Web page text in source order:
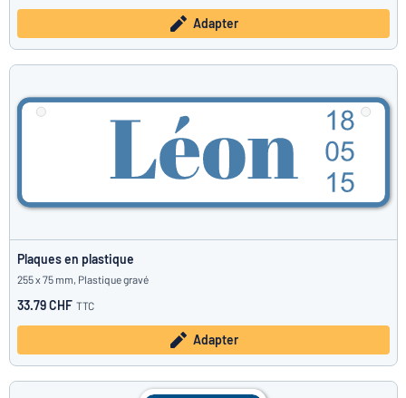
Adapter
Plaques en plastique
255 x 75 mm, Plastique gravé
33.79 CHF TTC
Adapter